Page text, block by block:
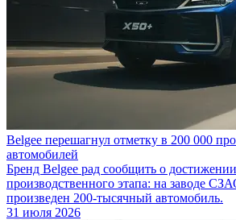
Belgee перешагнул отметку в 200 000
автомобилей
Бренд Belgee рад сообщить о
производственного этапа: на заводе
произведен 200-тысячный автомобиль.
31 июля 2026